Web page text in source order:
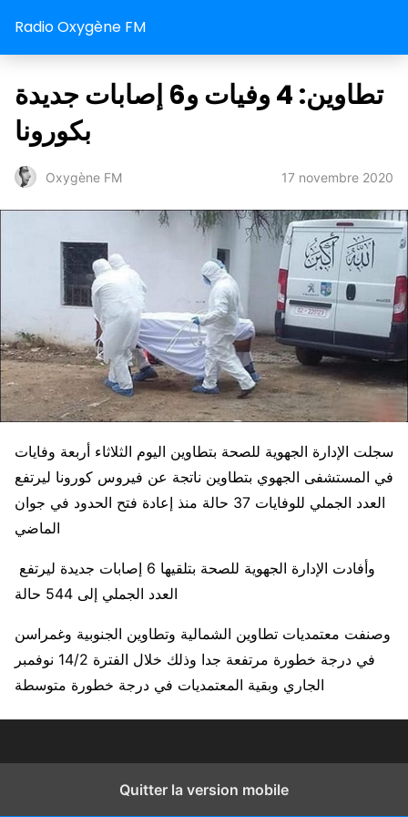
Radio Oxygène FM
تطاوين: 4 وفيات و6 إصابات جديدة
بكورونا
Oxygène FM 17 novembre 2020
سجلت الإدارة الجهوية للصحة بتطاوين اليوم الثلاثاء أربعة وفايات
في المستشفى الجهوي بتطاوين ناتجة عن فيروس كورونا ليرتفع
العدد الجملي للوفايات 37 حالة منذ إعادة فتح الحدود في جوان
الماضي
العدد الجملي إلى 544 حالة
وصنفت معتمديات تطاوين الشمالية وتطاوين الجنوبية وغمراسن
في درجة خطورة مرتفعة جدا وذلك خلال الفترة 14/2 نوفمبر
الجاري وبقية المعتمديات في درجة خطورة متوسطة
Quitter la version mobile